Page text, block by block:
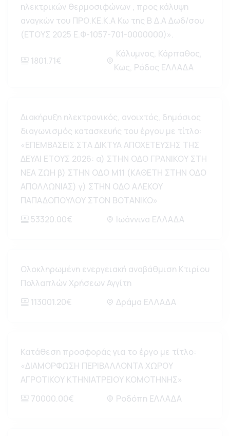
ηλεκτρικών θερμοσιφώνων , προς κάλυψη
αναγκών του ΠΡΟ.ΚΕ.Κ.Α Κω της Β Δ.Α Δωδ/σου
(ΕΤΟΥΣ 2025 Ε.Φ-1057-701-0000000)».
1801.71€
Κάλυμνος, Κάρπαθος,
Κως, Ρόδος ΕΛΛΑΔΑ
Διακήρυξη ηλεκτρονικός, ανοιχτός, δημόσιος
διαγωνισμός κατασκευής του έργου με τίτλο:
«ΕΠΕΜΒΑΣΕΙΣ ΣΤΑ ΔΙΚΤΥΑ ΑΠΟΧΕΤΕΥΣΗΣ ΤΗΣ
ΔΕΥΑΙ ΕΤΟΥΣ 2026: α) ΣΤΗΝ ΟΔΟ ΓΡΑΝΙΚΟΥ ΣΤΗ
ΝΕΑ ΖΩΗ β) ΣΤΗΝ ΟΔΟ Μ11 (ΚΑΘΕΤΗ ΣΤΗΝ ΟΔΟ
ΑΠΟΛΛΩΝΙΑΣ) γ) ΣΤΗΝ ΟΔΟ ΑΛΕΚΟΥ
ΠΑΠΑΔΟΠΟΥΛΟΥ ΣΤΟΝ ΒΟΤΑΝΙΚΟ»
53320.00€
Ιωάννινα ΕΛΛΑΔΑ
Ολοκληρωμένη ενεργειακή αναβάθμιση Κτιρίου
Πολλαπλών Χρήσεων Αγγίτη
113001.20€
Δράμα ΕΛΛΑΔΑ
Κατάθεση προσφοράς για το έργο με τίτλο:
«ΔΙΑΜΟΡΦΩΣΗ ΠΕΡΙΒΑΛΛΟΝΤΑ ΧΩΡΟΥ
ΑΓΡΟΤΙΚΟΥ ΚΤΗΝΙΑΤΡΕΙΟΥ ΚΟΜΟΤΗΝΗΣ»
70000.00€
Ροδόπη ΕΛΛΑΔΑ